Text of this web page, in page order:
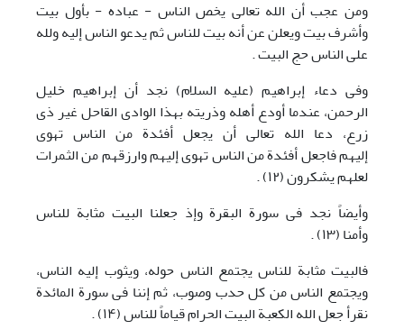
ومن عجب أن الله تعالی یخص الناس - عباده - بأول بیت
وأشرف بیت ویعلن عن أنه بیت للناس ثم یدعو الناس إلیه ولله
علی الناس حج البیت .
وفی دعاء إبراهیم (علیه السلام) نجد أن إبراهیم خلیل
الرحمن، عندما أودع أهله وذریته بهذا الوادی القاحل غیر ذی
زرع، دعا الله تعالی أن یجعل أفئدة من الناس تهوی
إلیهم فاجعل أفئدة من الناس تهوی إلیهم وارزقهم من الثمرات
لعلهم یشکرون (١٢) .
وأیضاً نجد فی سورة البقرة وإذ جعلنا البیت مثابة للناس
وأمنا (١٣) .
فالبیت مثابة للناس یجتمع الناس حوله، ویثوب إلیه الناس،
ویجتمع الناس من کل حدب وصوب، ثم إننا فی سورة المائدة
نقرأ جعل الله الکعبة البیت الحرام قیاماً للناس (١۴) .